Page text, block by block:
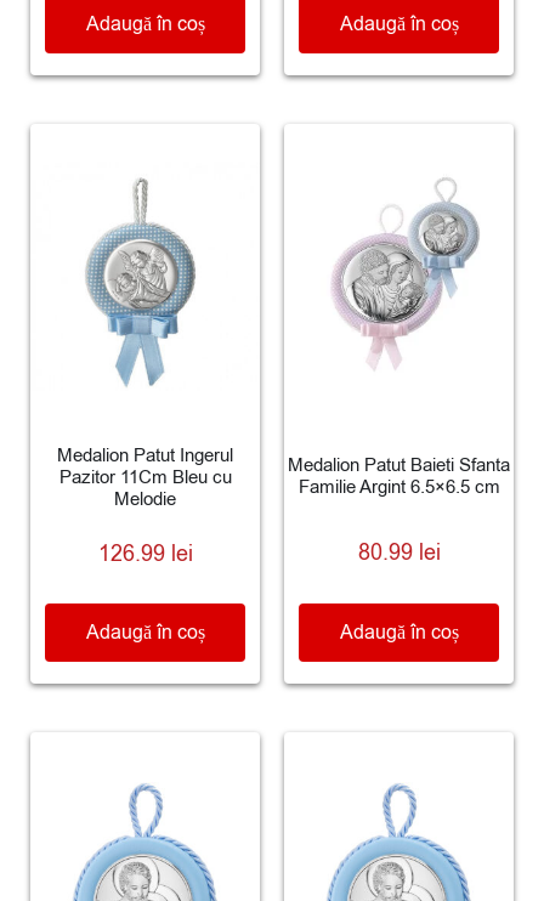
Adaugă în coș Adaugă în coș
Medalion Patut Ingerul
Pazitor 11Cm Bleu cu
Melodie
126.99 lei
Adaugă în coș
Medalion Patut Baieti Sfanta
Familie Argint 6.5×6.5 cm
80.99 lei
Adaugă în coș